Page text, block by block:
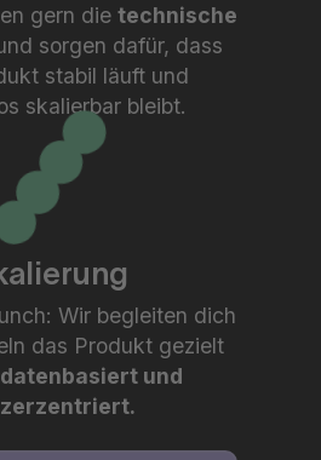
gern die technische
sorgen dafür, dass
stabil läuft und
skalierbar bleibt.
Wir begleiten dich
das Produkt gezielt
und